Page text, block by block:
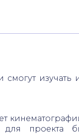
изучать
для проекта